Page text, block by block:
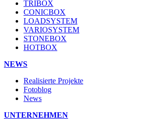
TRIBOX
CONICBOX
LOADSYSTEM
VARIOSYSTEM
STONEBOX
HOTBOX
NEWS
Realisierte Projekte
Fotoblog
News
UNTERNEHMEN